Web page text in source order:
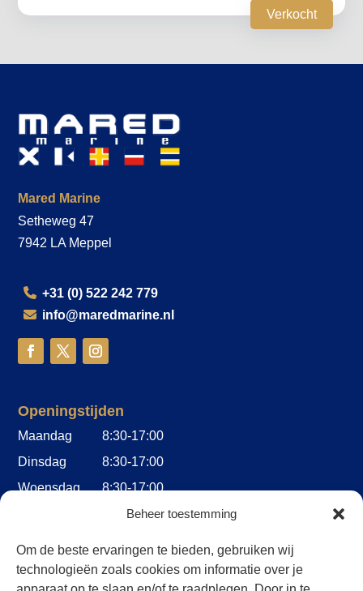
Beheer toestemming
Om de beste ervaringen te bieden, gebruiken wij
technologieën zoals cookies om informatie over je
Verkocht
Mared Marine
Setheweg 47
7942 LA Meppel
+31 (0) 522 242 779
info@maredmarine.nl
Openingstijden
Maandag
8:30-17:00
Dinsdag
8:30-17:00
Woensdag
8:30-17:00
8:30-17:00
Zaterdag
Op afspraak